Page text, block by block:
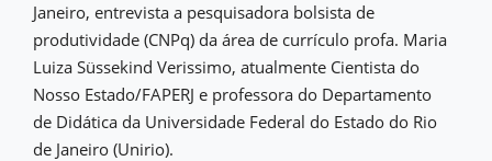
Janeiro, entrevista a pesquisadora bolsista de
produtividade (CNPq) da área de currículo profa. Maria
Luiza Süssekind Verissimo, atualmente Cientista do
Nosso Estado/FAPERJ e professora do Departamento
de Didática da Universidade Federal do Estado do Rio
de Janeiro (Unirio).